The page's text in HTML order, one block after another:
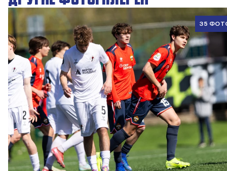
35
ЮФЛ U17 | ПФК ЦСКА - Акрон - Академия Коноплёва